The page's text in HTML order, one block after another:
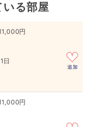
る部屋
円
日
追加
円